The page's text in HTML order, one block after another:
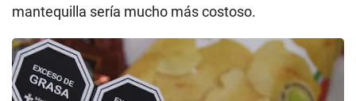
mantequilla sería mucho más costoso.